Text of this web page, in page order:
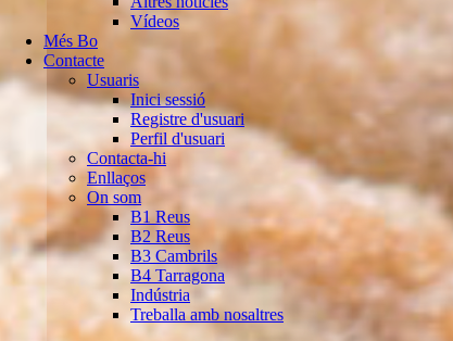
Vídeos
Més Bo
Contacte
Usuaris
Inici sessió
Registre d'usuari
Perfil d'usuari
Contacta-hi
Enllaços
On som
B1 Reus
B2 Reus
B3 Cambrils
B4 Tarragona
Indústria
Treballa amb nosaltres